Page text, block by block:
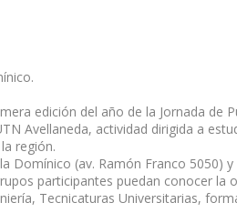
edición del año de la Jornada de
Avellaneda, actividad dirigida a
región.
Domínico (av. Ramón Franco 5050)
participantes puedan conocer la
Tecnicaturas Universitarias,